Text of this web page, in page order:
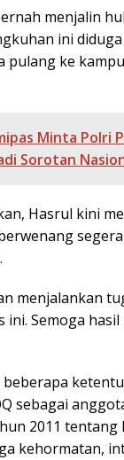
menjalin
ini
pulang ke
Minta Polri
Sorotan
Hasrul kini
menjalankan
Semoga
sebagai
2011 tentang
kehormatan,